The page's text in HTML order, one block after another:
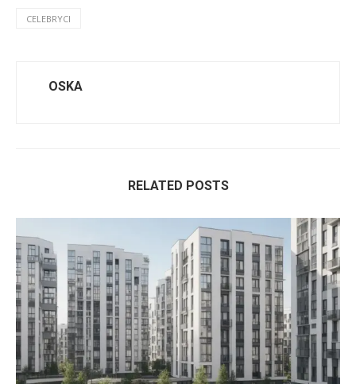
CELEBRYCI
OSKA
RELATED POSTS